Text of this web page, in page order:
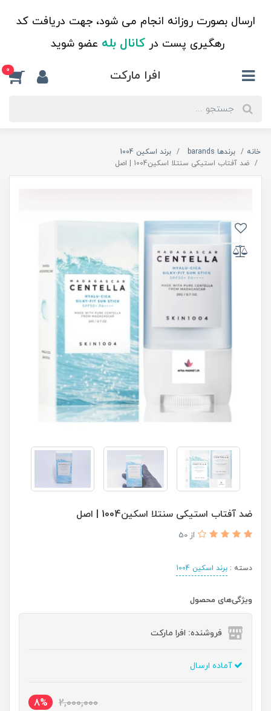
ارسال بصورت روزانه انجام می شود، جهت دریافت کد
رهگیری پست درکانال بله عضو شوید
افرا مارکت 0
خانه برندها barands
برند اسکین 1004
ضد آفتاب استیکی سنتلا اسکین1004 | اصل
ضد آفتاب استیکی سنتلا اسکین1004 | اصل
از 50
دسته : برند اسکین 1004
ویژگی‌های محصول
فروشنده: افرا مارکت
آماده ارسال
2,000,000
8%